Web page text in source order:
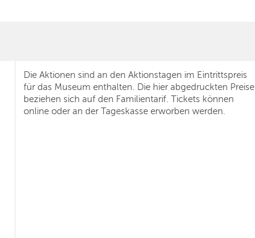
Die Aktionen sind an den Aktionstagen im Eintrittspreis
für das Museum enthalten. Die hier abgedruckten Preise
beziehen sich auf den Familientarif. Tickets können
online oder an der Tageskasse erworben werden.